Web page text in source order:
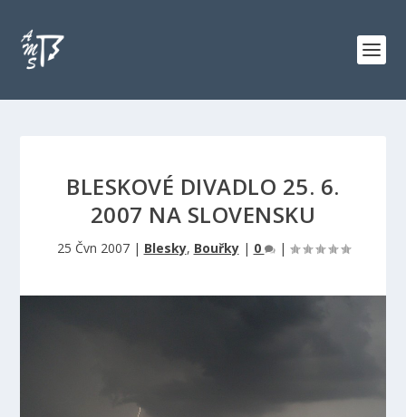
BLESKOVÉ DIVADLO 25. 6.
2007 NA SLOVENSKU
25 Čvn 2007| Blesky, Bouřky| 0 |